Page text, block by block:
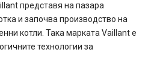
представя на пазара
и започва производство на
котли. Така марката Vaillant е
технологии за